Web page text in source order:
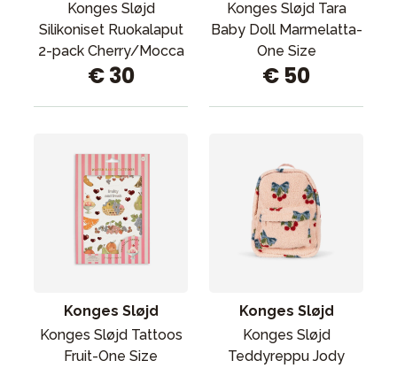
Konges Sløjd
Silikoniset Ruokalaput
2-pack Cherry/Mocca
€ 30
Konges Sløjd Tara
Baby Doll Marmelatta-
One Size
€ 50
Konges Sløjd
Konges Sløjd Tattoos
Fruit-One Size
Konges Sløjd
Konges Sløjd
Teddyreppu Jody